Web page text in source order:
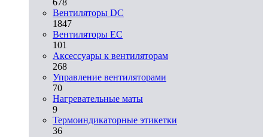
Вентиляторы DC
1847
Вентиляторы EC
101
Аксессуары к вентиляторам
268
Управление вентиляторами
70
Нагревательные маты
9
Термоиндикаторные этикетки
36